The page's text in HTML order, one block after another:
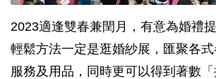
2023適逢雙春兼閏月，有意為婚禮
輕鬆方法一定是逛婚紗展，匯聚各
服務及用品，同時更可以得到著數「